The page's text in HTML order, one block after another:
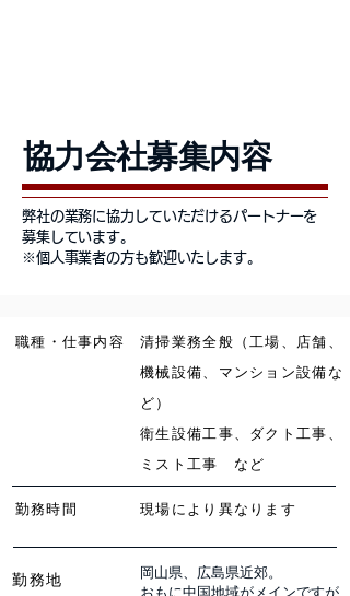
​協力会社募集内容
弊社の業務に協力していただけるパートナーを
募集しています。
※個人事業者の方も歓迎いたします。
職種・仕事内容
清掃業務全般（工場、店舗、
機械設備、マンション設備な
ど）
衛生設備工事、ダクト工事、
ミスト工事 など​
​​​勤務時間 現場により異なります
​​​勤務地
岡山県、広島県近郊。
おもに中国地域がメインですが